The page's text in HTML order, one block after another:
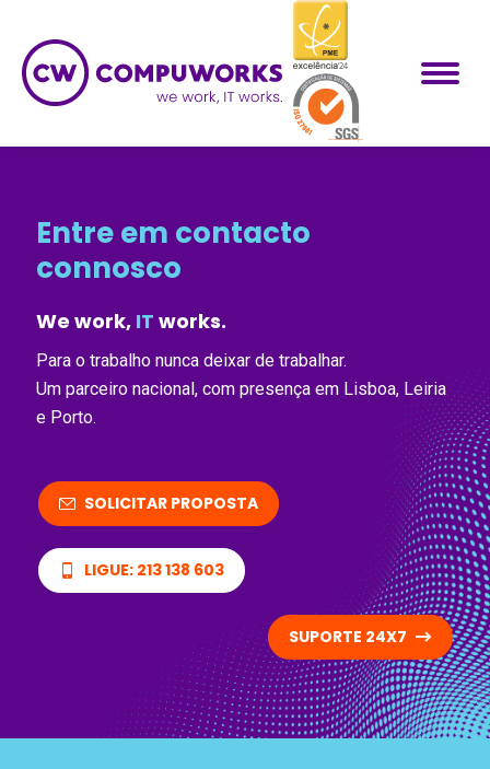
Entre em contacto
connosco
We work, IT works.
Para o trabalho nunca deixar de trabalhar.
Um parceiro nacional, com presença em Lisboa, Leiria
e Porto.
SOLICITAR PROPOSTA
LIGUE: 213 138 603
SUPORTE 24X7